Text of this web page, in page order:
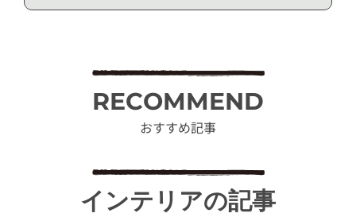
RECOMMEND
おすすめ記事
インテリアの記事